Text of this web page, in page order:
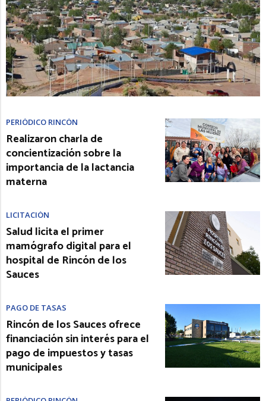
PERIÓDICO RINCÓN
Realizaron charla de
concientización sobre la
importancia de la lactancia
materna
LICITACIÓN
Salud licita el primer
mamógrafo digital para el
hospital de Rincón de los
Sauces
PAGO DE TASAS
Rincón de los Sauces ofrece
financiación sin interés para el
pago de impuestos y tasas
municipales